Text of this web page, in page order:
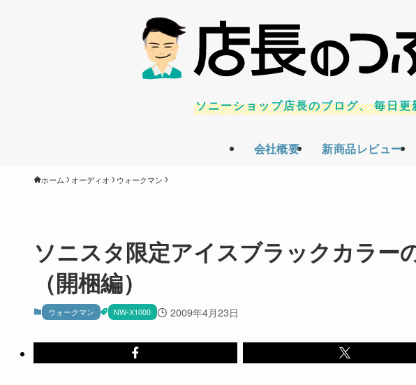
会社概要 新商品レビュー
ソニーショップ店長のブログ、毎日更
ホーム オーディオ ウォークマン
ソニスタ限定アイスブラックカラー
（開梱編）
ウォークマン NW-X1000 2009年4月23日